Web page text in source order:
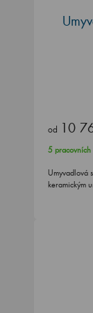
od 10
5 pracovních
Umyvadlová
keramickým